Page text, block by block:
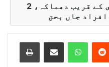
کوئٹہ ،پولیس کی گاڑی کے قریب دھماکہ، 2